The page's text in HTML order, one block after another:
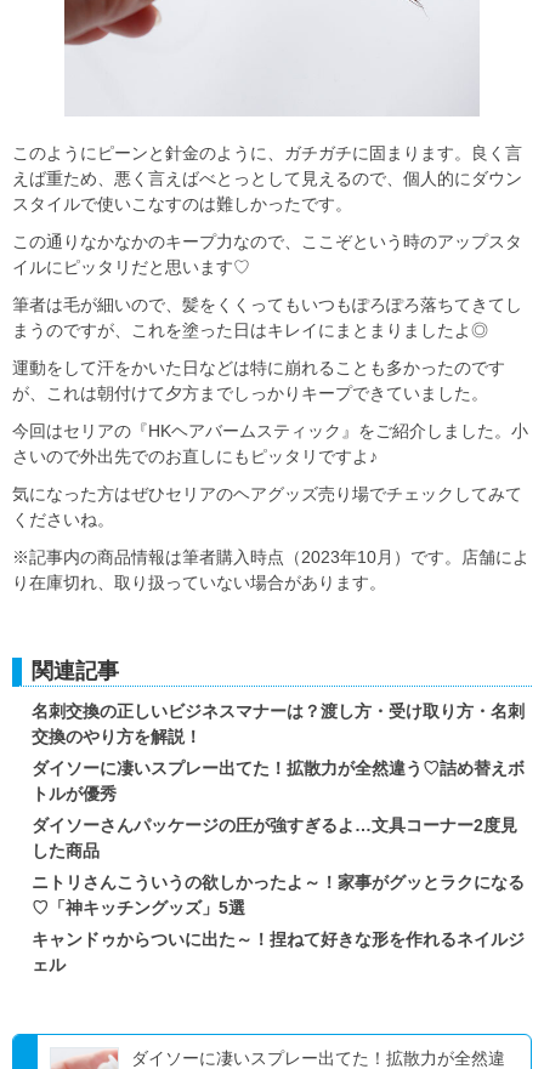
このようにピーンと針金のように、ガチガチに固まります。良く言
えば重ため、悪く言えばべとっとして見えるので、個人的にダウン
スタイルで使いこなすのは難しかったです。
この通りなかなかのキープ力なので、ここぞという時のアップスタ
イルにピッタリだと思います♡
筆者は毛が細いので、髪をくくってもいつもぽろぽろ落ちてきてし
まうのですが、これを塗った日はキレイにまとまりましたよ◎
運動をして汗をかいた日などは特に崩れることも多かったのです
が、これは朝付けて夕方までしっかりキープできていました。
今回はセリアの『HKヘアバームスティック』をご紹介しました。小
さいので外出先でのお直しにもピッタリですよ♪
気になった方はぜひセリアのヘアグッズ売り場でチェックしてみて
くださいね。
※記事内の商品情報は筆者購入時点（2023年10月）です。店舗によ
り在庫切れ、取り扱っていない場合があります。
関連記事
名刺交換の正しいビジネスマナーは？渡し方・受け取り方・名刺
交換のやり方を解説！
ダイソーに凄いスプレー出てた！拡散力が全然違う♡詰め替えボ
トルが優秀
ダイソーさんパッケージの圧が強すぎるよ…文具コーナー2度見
した商品
ニトリさんこういうの欲しかったよ～！家事がグッとラクになる
♡「神キッチングッズ」5選
キャンドゥからついに出た～！捏ねて好きな形を作れるネイルジ
ェル
ダイソーに凄いスプレー出てた！拡散力が全然違